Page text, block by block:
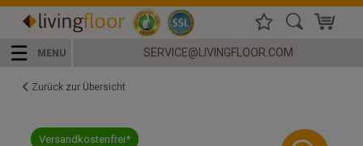
☰ MENU SERVICE@LIVINGFLOOR.COM
Zurück zur Übersicht
Versandkostenfrei*